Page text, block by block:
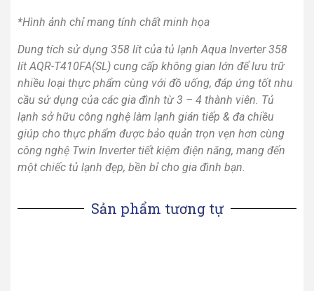
*Hình ảnh chỉ mang tính chất minh họa
Dung tích sử dụng 358 lít của tủ lạnh Aqua Inverter 358
lít AQR-T410FA(SL) cung cấp không gian lớn để lưu trữ
nhiều loại thực phẩm cùng với đồ uống, đáp ứng tốt nhu
cầu sử dụng của các gia đình từ 3 – 4 thành viên. Tủ
lạnh sở hữu công nghệ làm lạnh gián tiếp & đa chiều
giúp cho thực phẩm được bảo quản trọn vẹn hơn cùng
công nghệ Twin Inverter tiết kiệm điện năng, mang đến
một chiếc tủ lạnh đẹp, bền bỉ cho gia đình bạn.
Sản phẩm tương tự